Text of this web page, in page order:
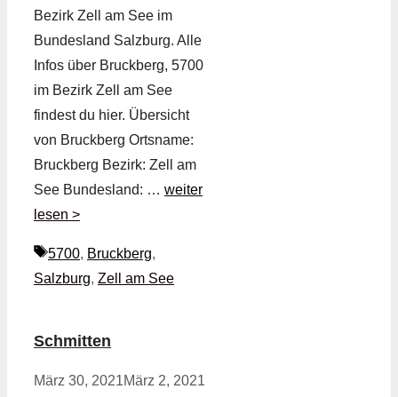
Bezirk Zell am See im
Bundesland Salzburg. Alle
Infos über Bruckberg, 5700
im Bezirk Zell am See
findest du hier. Übersicht
von Bruckberg Ortsname:
Bruckberg Bezirk: Zell am
See Bundesland: … weiter
lesen >
Schlagwörter
5700, Bruckberg,
Salzburg, Zell am See
Schmitten
März 30, 2021März 2, 2021